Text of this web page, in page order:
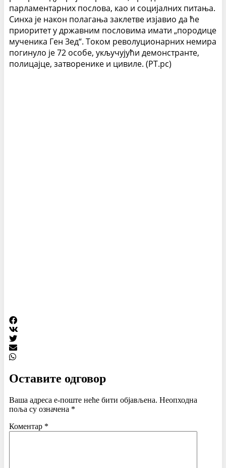
парламентарних послова, као и социјалних питања.
Синха је након полагања заклетве изјавио да ће
приоритет у државним пословима имати „породице
мученика Ген Зед“. Током револуционарних немира
погинуло је 72 особе, укључујући демонстранте,
полицајце, затворенике и цивиле. (РТ.рс)
Оставите одговор
Ваша адреса е-поште неће бити објављена. Неопходна
поља су означена *
Коментар *